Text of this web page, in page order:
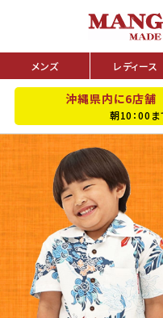
メンズ レディース
沖縄県内に6店舗
朝10：00